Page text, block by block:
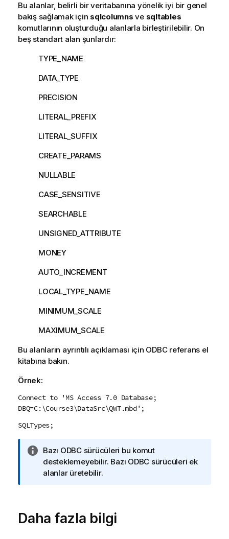
Bu alanlar, belirli bir veritabanına yönelik iyi bir genel
bakış sağlamak için sqlcolumns ve sqltables
komutlarının oluşturduğu alanlarla birleştirilebilir. On
beş standart alan şunlardır:
TYPE_NAME
DATA_TYPE
PRECISION
LITERAL_PREFIX
LITERAL_SUFFIX
CREATE_PARAMS
NULLABLE
CASE_SENSITIVE
SEARCHABLE
UNSIGNED_ATTRIBUTE
MONEY
AUTO_INCREMENT
LOCAL_TYPE_NAME
MINIMUM_SCALE
MAXIMUM_SCALE
Bu alanların ayrıntılı açıklaması için ODBCreferans el
kitabına bakın.
Örnek:
Connect to 'MS Access 7.0 Database;
DBQ=C:\Course3\DataSrc\QWT.mbd';
SQLTypes;
B
i
l
o
Bazı ODBCsürücüleri bu komut
desteklemeyebilir. Bazı ODBC sürücüleri ek
alanlar üretebilir.
Daha fazla bilgi